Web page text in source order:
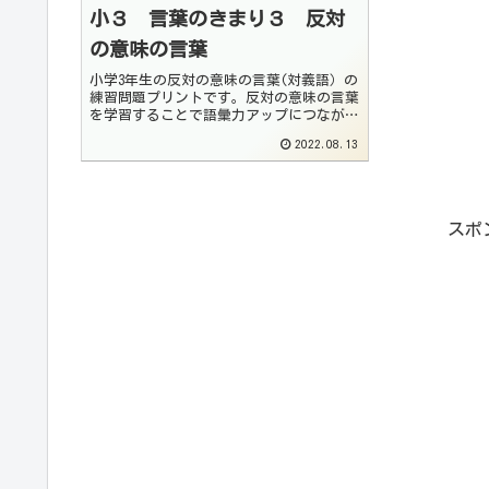
小３ 言葉のきまり３ 反対
の意味の言葉
小学3年生の反対の意味の言葉(対義語）の
練習問題プリントです。反対の意味の言葉
を学習することで語彙力アップにつながり
習するようにしてください。＊まだ習って
2022.08.13
スポ